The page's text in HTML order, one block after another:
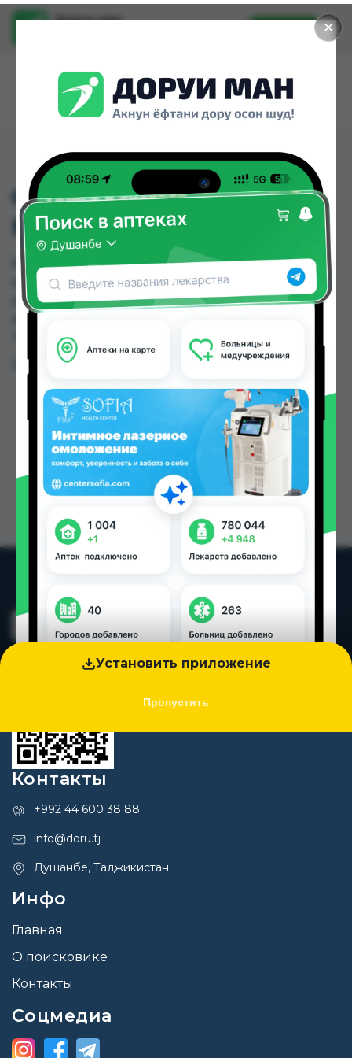
✕
Установить приложение
Пропустить
Доруи ман
Установить
ФИЗИОТЕНЗ ТБ 0,2МГ
№28
ФИЗИОТЕНЗ ТБ 0,2МГ №28 можно купить или
заказать в аптеках, Абубакри Карим, Авиценна,
АЗИЗ ВАКО , Алишер-К, Амирӣ, Аптека + 24/7,
TJS в Душанбе и других городах Таджикистана
Цена: от77.00 TJS
Контакты
+992 44 600 38 88
info@doru.tj
Душанбе, Таджикистан
Инфо
Главная
О поисковике
Контакты
Соцмедиа